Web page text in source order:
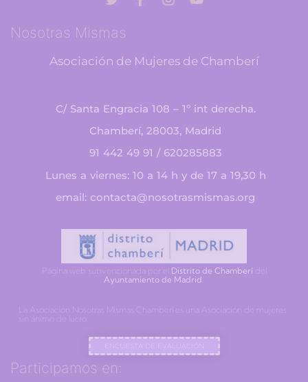
Nosotras Mismas
Asociación de Mujeres de Chamberí
C/ Santa Engracia 108 – 1º int derecha.
Chamberí, 28003, Madrid
91 442 49 91 / 620285883
Lunes a viernes: 10 a 14 h y de 17 a 19,30 h
email: contacta@nosotrasmismas.org
Página web subvencionada por el Distrito de Chamberídel
Ayuntamiento de Madrid
La Asociación Nosotras Mismas Chamberí es una Asociación de mujeres
sin ánimo de lucro.
ENCUESTA DE EVALUACIÓN
Participamos en: